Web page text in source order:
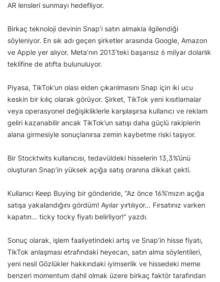
AR lensleri sunmayı hedefliyor.
Birkaç teknoloji devinin Snap’i satın almakla ilgilendiği
söyleniyor. En sık adı geçen şirketler arasında Google, Amazon
ve Apple yer alıyor. Meta’nın 2013’teki başarısız 6 milyar dolarlık
teklifine de atıfta bulunuluyor.
Piyasa, TikTok’un olası elden çıkarılmasını Snap için iki ucu
keskin bir kılıç olarak görüyor. Şirket, TikTok yeni kısıtlamalar
veya operasyonel değişikliklerle karşılaşırsa kullanıcı ve reklam
geliri kazanabilir ancak TikTok’un satışı daha güçlü rakiplerin
alana girmesiyle sonuçlanırsa zemin kaybetme riski taşıyor.
Bir Stocktwits kullanıcısı, tedavüldeki hisselerin 13,3%’ünü
oluşturan Snap’in yüksek açığa satış oranına dikkat çekti.
Kullanıcı Keep Buying bir gönderide, “Az önce 16%’mızın açığa
satışa yakalandığını gördüm! Ayılar yırtılıyor… Fırsatınız varken
kapatın… ticky tocky fiyatı belirliyor!” yazdı.
Sonuç olarak, işlem faaliyetindeki artış ve Snap’in hisse fiyatı,
TikTok anlaşması etrafındaki heyecan, satın alma söylentileri,
yeni nesil Gözlükler hakkındaki iyimserlik ve hissedeki meme
benzeri momentum dahil olmak üzere birkaç faktör tarafından